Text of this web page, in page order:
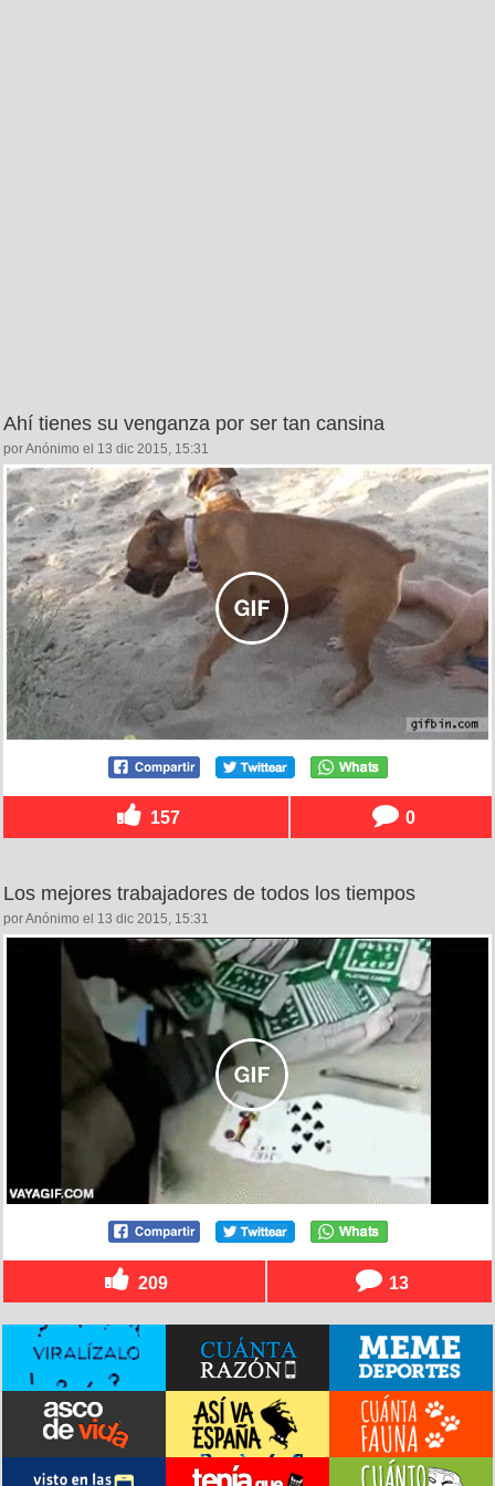
Ahí tienes su venganza por ser tan cansina
por Anónimo el 13 dic 2015, 15:31
157 0
Los mejores trabajadores de todos los tiempos
por Anónimo el 13 dic 2015, 15:31
209 13
Batman vs. Superman tiene un nuevo y mejor
protagonista
toomii_24 el 14 dic 2015, 19:32
2